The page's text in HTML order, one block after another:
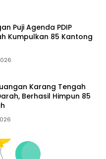
Puji Agenda PDIP
Kumpulkan 85 Kantong
Karang Tengah
Berhasil Himpun 85